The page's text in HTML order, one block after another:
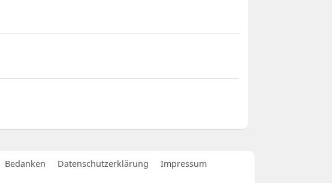
Bedanken Datenschutzerklärung
Impressum